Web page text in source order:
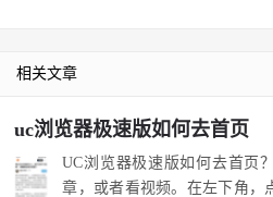
相关文章
uc浏览器极速版如何去首页
UC浏览器极速版如何去首页
章，或者看视频。在左下角，